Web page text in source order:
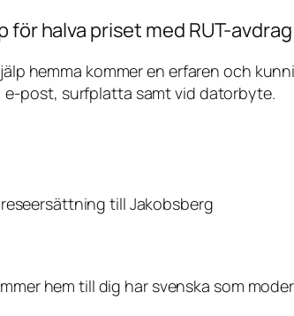
för halva priset med RUT-
hemma kommer en erfaren och
e-post, surfplatta samt vid datorbyte.
till Jakobsberg
hem till dig har svenska som